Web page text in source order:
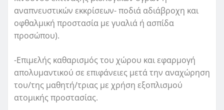
αναπνευστικών εκκρίσεων- ποδιά αδιάβροχη και
οφθαλμική προστασία με γυαλιά ή ασπίδα
προσώπου).
-Επιμελής καθαρισμός του χώρου και εφαρμογή
απολυμαντικού σε επιφάνειες μετά την αναχώρηση
του/της μαθητή/τριας με χρήση εξοπλισμού
ατομικής προστασίας.